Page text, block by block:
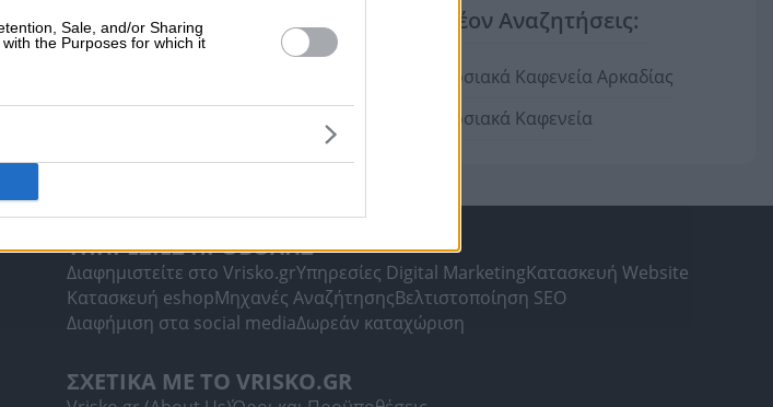
Sale, and/or Sharing
the Purposes for which it
Επιπλέον Αναζητήσεις:
Παραδοσιακά Καφενεία Αρκαδίας
Παραδοσιακά Καφενεία
ΥΠΗΡΕΣΙΕΣ ΠΡΟΒΟΛΗΣ
Διαφημιστείτε στο Vrisko.grΥπηρεσίες Digital MarketingΚατασκευή Website
Κατασκευή eshopΜηχανές ΑναζήτησηςΒελτιστοποίηση SEO
Διαφήμιση στα social mediaΔωρεάν καταχώριση
ΣΧΕΤΙΚΑ ΜΕ ΤΟ VRISKO.GR